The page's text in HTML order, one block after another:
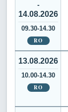
-
14.08.2026
09.30-14.30
RO
13.08.2026
10.00-14.30
RO